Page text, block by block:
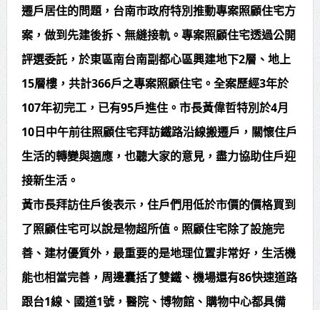
南市「做工行善團」發揚大愛精神
將暖流送入寒門 完成第333戶修繕案
會訪團 盼深化臺日合作促進印太和平
繁榮
北市政府員工親子日登場！ 蔣萬
安：亮眼市政榮譽歸功每一位同仁
一次申請、年年入帳！ 臺北市重陽
敬老禮金「匯款申請」倒數一週
遷戶居住的問題，台南市政府特別推動專案照顧住宅方
案，做到先建後拆、無縫接軌。專案照顧住宅透過公開
評選委託，於東區南台南副都心區興建地下2層、地上
15層樓，共計366戶之專案照顧住宅。全案歷經3年於
107年初完工，已有95戶進住。市長黃偉哲特別於4月
10日中午前往照顧住宅拜訪鐵路沿線搬遷戶，關懷住戶
生活的轉變與適應，也聽大家的意見，盡力協助住戶迎
接新生活。
黃市長拜訪住戶後表示，住戶們用低於市價的價格買到
了照顧住宅可以說是物超所值。照顧住宅除了設施完
善、建材優質外，最重要的是地理位置非常好，生活機
能也相當完善，周邊囊括了雙鐵、機場還有86快速道路
跟台1線、國道1號，醫院、博物館、購物中心都具備